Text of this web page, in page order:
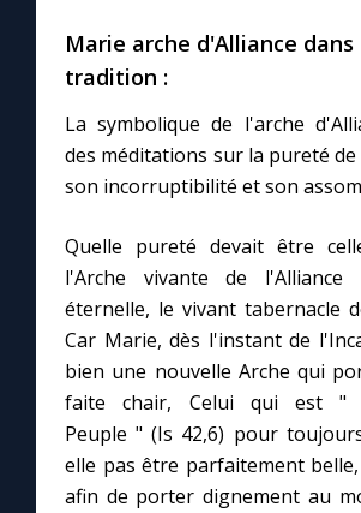
Marie arche d'Alliance dans
tradition :
La symbolique de l'arche
des méditations sur la pureté
son incorruptibilité et son
Quelle pureté devait être
l'Arche vivante de l'Alliance
éternelle, le vivant tabernacle
Car Marie, dès l'instant de
bien une nouvelle Arche qui
faite chair, Celui qui est "
Peuple " (Is 42,6) pour
elle pas être parfaitement
afin de porter dignement au